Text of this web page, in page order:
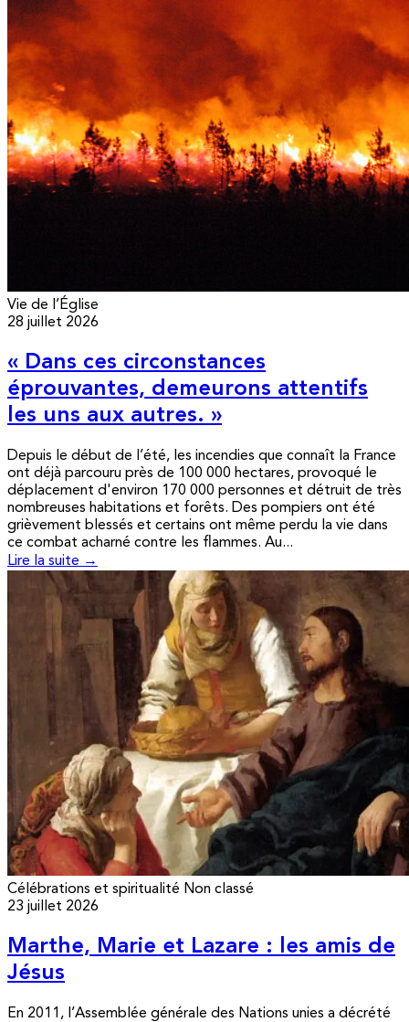
Vie de l’Église
28 juillet 2026
« Dans ces circonstances
éprouvantes, demeurons attentifs
les uns aux autres. »
Depuis le début de l’été, les incendies que connaît la France
ont déjà parcouru près de 100 000 hectares, provoqué le
déplacement d'environ 170 000 personnes et détruit de très
nombreuses habitations et forêts. Des pompiers ont été
grièvement blessés et certains ont même perdu la vie dans
ce combat acharné contre les flammes. Au...
Lire la suite →
Célébrations et spiritualité Non classé
23 juillet 2026
Marthe, Marie et Lazare : les amis de
Jésus
En 2011, l’Assemblée générale des Nations unies a décrété